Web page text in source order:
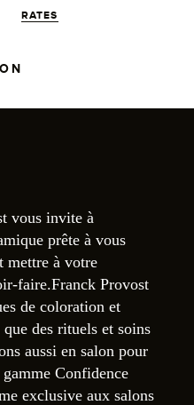
RATES
vous invite à
prête à vous
mettre à votre
faire.Franck Provost
de coloration et
des rituels et soins
aussi en salon pour
Confidence
exclusive aux salons